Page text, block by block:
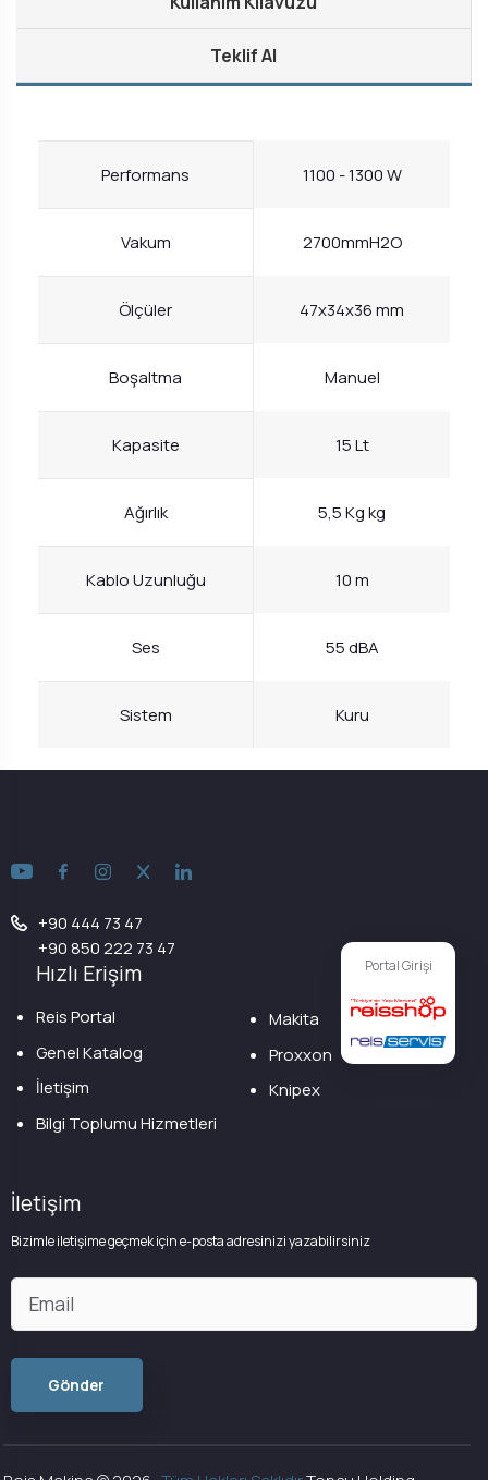
Teklif Al
Performans 1100 - 1300 W
Vakum 2700mmH2O
Ölçüler 47x34x36 mm
Boşaltma Manuel
Kapasite 15 Lt
Ağırlık 5,5 Kg kg
Kablo Uzunluğu 10 m
Ses 55 dBA
Sistem Kuru
Portal Girişi
+90 444 73 47
+90 850 222 73 47
Hızlı Erişim
Reis Portal
Genel Katalog
İletişim
Bilgi Toplumu Hizmetleri
Makita
Proxxon
Knipex
İletişim
Bizimle iletişime geçmek için e-posta adresinizi yazabilirsiniz